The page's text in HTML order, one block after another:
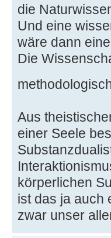
die
Und eine
wäre dann
Die
Aus
einer Seele
körperlichen
ist das ja auch
zwar unser